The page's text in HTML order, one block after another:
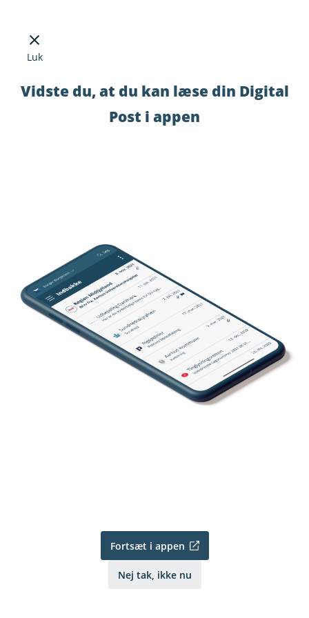
Luk
Vidste du, at du kan læse din Digital
Post i appen
Fortsæt i appen
Nej tak, ikke nu